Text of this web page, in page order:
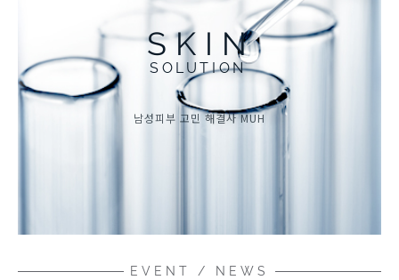
SKIN
SOLUTION
남성피부 고민 해결사 MUH
EVENT / NEWS